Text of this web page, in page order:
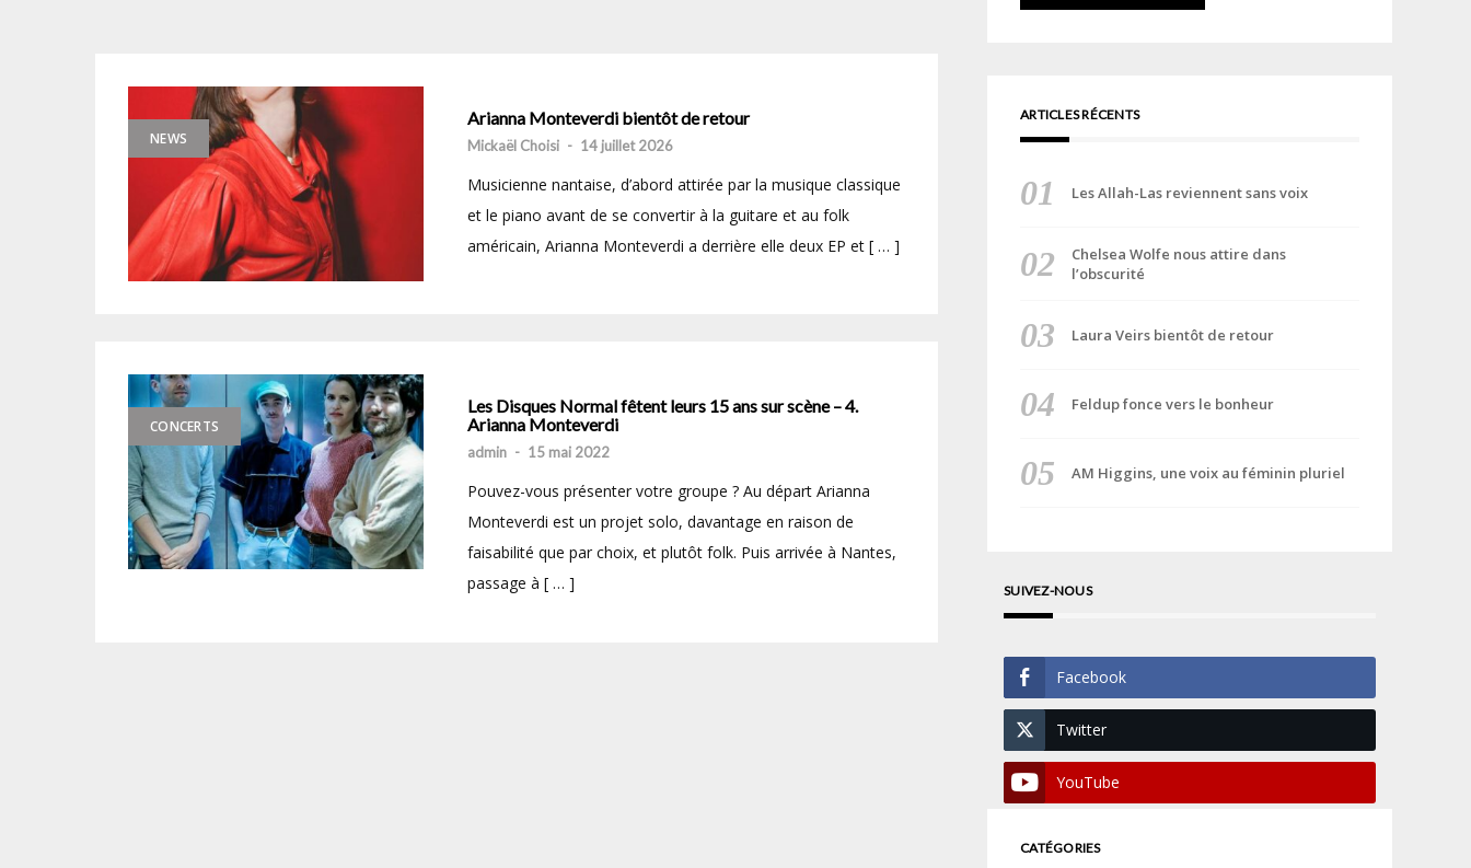
NEWS
Arianna Monteverdi bientôt de retour
Mickaël Choisi - 14 juillet 2026
Musicienne nantaise, d’abord attirée par la musique classique
et le piano avant de se convertir à la guitare et au folk
américain, Arianna Monteverdi a derrière elle deux EP et [ … ]
CONCERTS
Les Disques Normal fêtent leurs 15 ans sur scène – 4.
Arianna Monteverdi
admin - 15 mai 2022
Pouvez-vous présenter votre groupe ? Au départ Arianna
Monteverdi est un projet solo, davantage en raison de
faisabilité que par choix, et plutôt folk. Puis arrivée à Nantes,
passage à [ … ]
ARTICLES RÉCENTS
Les Allah-Las reviennent sans voix
Chelsea Wolfe nous attire dans
l’obscurité
Laura Veirs bientôt de retour
Feldup fonce vers le bonheur
AM Higgins, une voix au féminin pluriel
SUIVEZ-NOUS
Facebook
Twitter
YouTube
CATÉGORIES